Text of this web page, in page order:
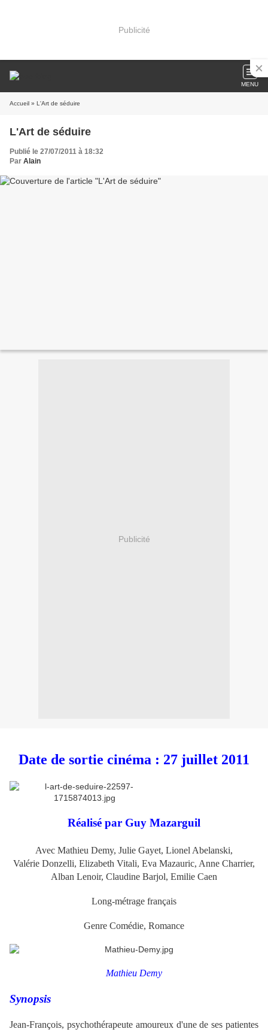
Publicité
MENU
Accueil » L'Art de séduire
L'Art de séduire
Publié le 27/07/2011 à 18:32
Par Alain
Publicité
Date de sortie cinéma : 27 juillet 2011
Réalisé par Guy Mazarguil
Avec Mathieu Demy, Julie Gayet, Lionel Abelanski,
Valérie Donzelli, Elizabeth Vitali, Eva Mazauric, Anne Charrier,
Alban Lenoir, Claudine Barjol, Emilie Caen
Long-métrage français
Genre Comédie, Romance
Mathieu Demy
Synopsis
Jean-François, psychothérapeute amoureux d'une de ses patientes